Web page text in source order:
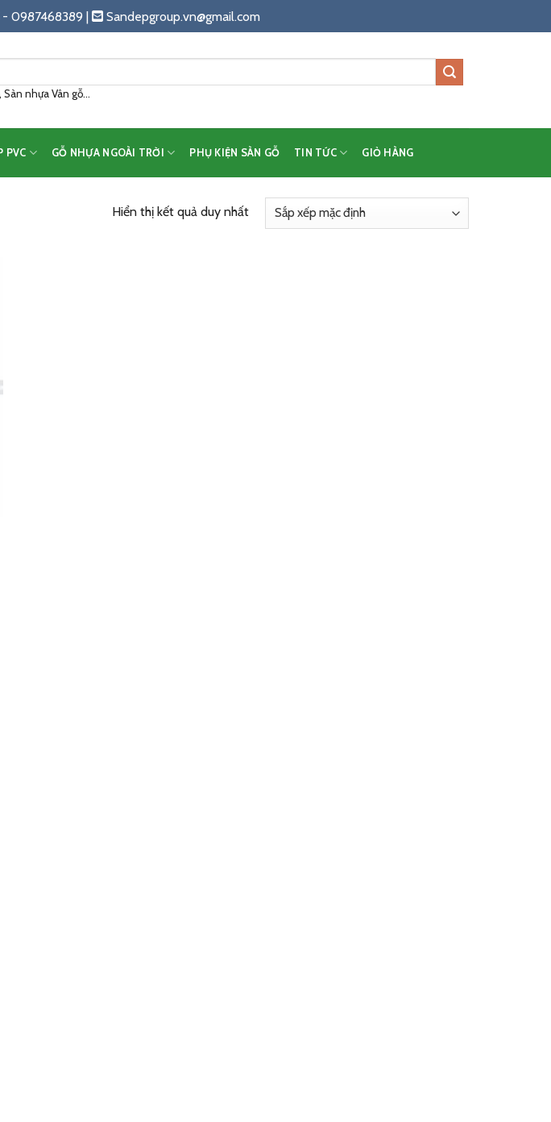
0987468389 | Sandepgroup.vn@gmail.com
nhựa Vân gỗ...
PVC GỖ NHỰA NGOÀI TRỜI PHỤ KIỆN SÀN GỖ TIN TỨC GIỎ HÀNG
Hiển thị kết quả duy nhất